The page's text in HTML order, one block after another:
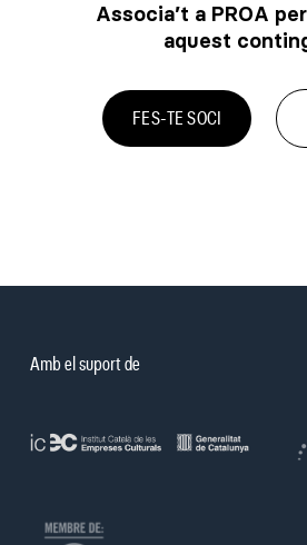
Associa’t a PROA
aquest
FES-TE SOCI
Amb el suport de